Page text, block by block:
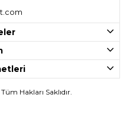
Hakları Saklıdır.